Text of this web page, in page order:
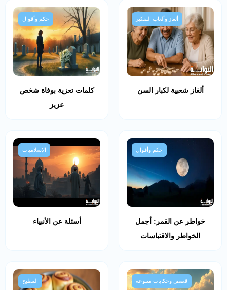
ألغاز وألعاب التفكير
ألغاز شعبية لكبار السن
حكم وأقوال
كلمات تعزية بوفاة شخص
عزيز
حكم وأقوال
خواطر عن القمر: أجمل
الخواطر والاقتباسات
الإسلاميات
أسئلة عن الأنبياء
قصص وحكايات متنوعة المطبخ